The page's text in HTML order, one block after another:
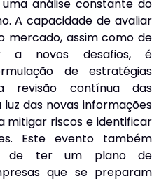
análise constante do
A capacidade de avaliar
mercado, assim como de
a novos desafios, é
de estratégias
revisão contínua das
das novas informações
mitigar riscos e identificar
Este evento também
de ter um plano de
que se preparam